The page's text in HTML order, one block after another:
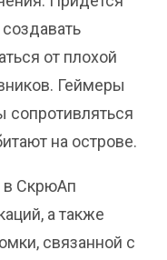
от плохой
Геймеры
сопротивляться
на острове.
в СкрюАп
а также
связанной с